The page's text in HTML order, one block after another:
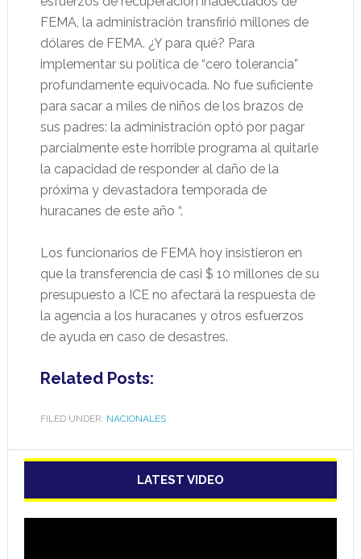
FEMA, la administración transfirió millones de
dólares de FEMA. ¿Y para qué? Para
implementar su política de “cero tolerancia”
profundamente equivocada. No fue suficiente
para sacar a miles de niños de los brazos de
sus padres: la administración optó por pagar
parcialmente este horrible programa al quitarle
la capacidad de responder al daño de la
próxima y devastadora temporada de
huracanes de este año “.
Los funcionarios de FEMA hoy insistieron en
que la transferencia de casi $ 10 millones de su
presupuesto a ICE no afectará la respuesta de
la agencia a los huracanes y otros esfuerzos
de ayuda en caso de desastres.
Related Posts:
FILED UNDER: NACIONALES
LATEST VIDEO